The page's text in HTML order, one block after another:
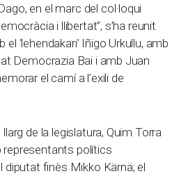
en el marc del col·loqui
i llibertat”, s’ha reunit
‘lehendakari’ Iñigo Urkullu, amb
Democrazia Bai i amb Juan
el camí a l’exili de
de la legislatura, Quim Torra
representants polítics
finès Mikko Kärnä; el